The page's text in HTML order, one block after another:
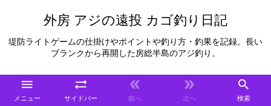
外房 アジの遠投 カゴ釣り日記
堤防ライトゲームの仕掛けやポイントや釣り方・釣果を記録。長い
ブランクから再開した房総半島のアジ釣り。

メニュー

サイドバー

前へ

次へ

検索